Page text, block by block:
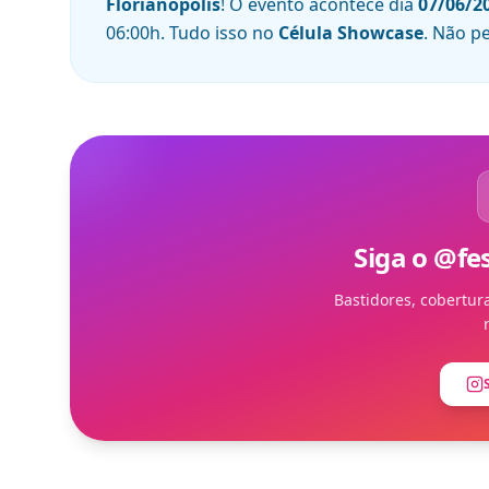
06:00h. Tudo isso no Célula Showcase. Não
Siga o
Bastidores,